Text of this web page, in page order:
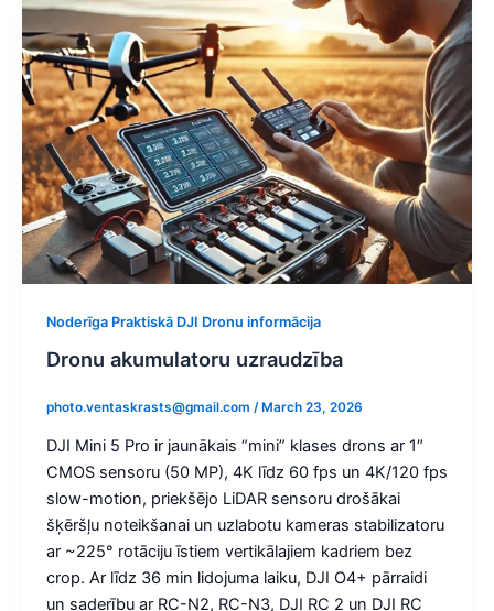
Noderīga Praktiskā DJI Dronu informācija
Dronu akumulatoru uzraudzība
photo.ventaskrasts@gmail.com / March 23, 2026
DJI Mini 5 Pro ir jaunākais “mini” klases drons ar 1″
CMOS sensoru (50 MP), 4K līdz 60 fps un 4K/120 fps
slow-motion, priekšējo LiDAR sensoru drošākai
šķēršļu noteikšanai un uzlabotu kameras stabilizatoru
ar ~225° rotāciju īstiem vertikālajiem kadriem bez
crop. Ar līdz 36 min lidojuma laiku, DJI O4+ pārraidi
un saderību ar RC-N2, RC-N3, DJI RC 2 un DJI RC